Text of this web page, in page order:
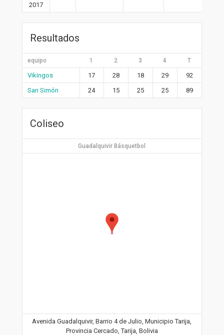
2017
Resultados
equipo 1 2 3 4 T
Vikingos 17 28 18 29
92
San Simón
24 15 25 25 89
Coliseo
Guadalquivir Básquetbol
Avenida Guadalquivir, Barrio 4 de Julio, Municipio Tarija,
Provincia Cercado, Tarija, Bolivia